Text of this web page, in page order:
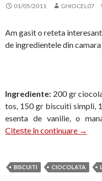
01/05/2011 GHIOCEL07
Am gasit o reteta
de ingredientele din
Ingrediente: 200 gr
tos, 150 gr biscuiti simpli,
esenta de vanilie, o
Citește în continuare Chec
→
BISCUITI CIOCOLATA